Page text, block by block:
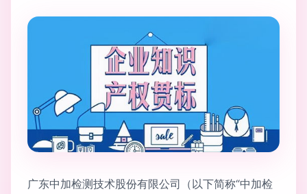
广东中加检测技术股份有限公司（以下简称“中加检